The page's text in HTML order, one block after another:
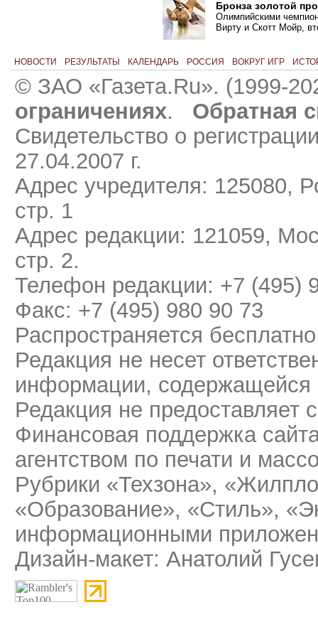
Бронза золотой
Олимпийскими
Вирту и Скотт Мойр,
НОВОСТИ РЕЗУЛЬТАТЫ КАЛЕНДАРЬ РОССИЯ ВОКРУГ ИГР
© ЗАО «Газета.Ru». (1999-
ограничениях.
Обратная
Свидетельство о
27.04.2007 г.
Адрес учредителя: 125080,
стр. 1
Адрес редакции: 121059,
стр. 2.
Телефон редакции: +7 (495)
Факс: +7 (495) 980 90 73
Распространяется бесплатно
Редакция не несет
информации, содержащейся
Редакция не предоставляет
Финансовая поддержка
агентством по печати и
Рубрики «Техзона»,
«Образование», «Стиль»,
информационными
Дизайн-макет: Анатолий